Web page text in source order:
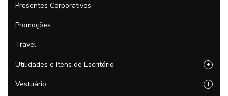
Presentes Corporativos
Promoções
Travel
Utilidades e Itens de Escritório +
Vestuário +